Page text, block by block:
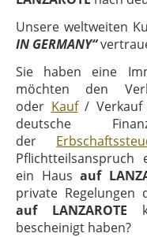
Unsere weltweiten
IN GERMANY“
Sie haben eine
möchten den
oder Kauf/ Verkauf
deutsche
der
ein Hausauf
private
auf LANZAROTE
bescheinigt haben?